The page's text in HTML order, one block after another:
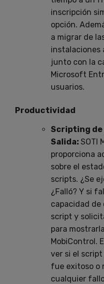
inscripción
opción.
a migrar de
instalaciones
junto con la
Microsoft
usuarios.
Productividad
Scripting de
Salida: SOTI
proporciona
sobre el
scripts. ¿Se
¿Falló? Y si
capacidad de
script y
para
MobiControl.
ver si el
fue exitoso o
cualquier